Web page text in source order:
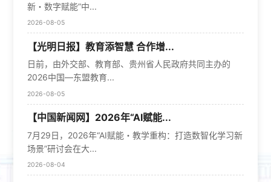
新・数字赋能”中...
2026-08-05
【光明日报】教育添智慧 合作增...
日前，由外交部、教育部、贵州省人民政府共同主办的
2026中国—东盟教育...
2026-08-05
【中国新闻网】2026年“AI赋能...
7月29日，2026年“AI赋能・教学重构：打造数智化学习新
场景”研讨会在大...
2026-08-04